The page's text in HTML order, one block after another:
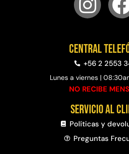
Central
+56 2 2553
Lunes a viernes |
NO RECIBE
Servicio al
Políticas y
Preguntas